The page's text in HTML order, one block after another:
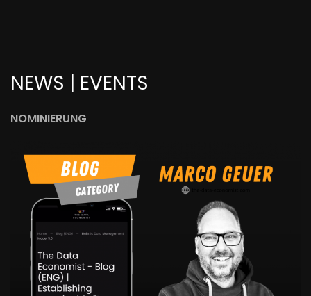
NEWS | EVENTS
NOMINIERUNG